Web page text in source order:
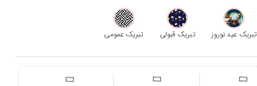
تبریک عید نوروز تبریک قبولی تبریک عمومی